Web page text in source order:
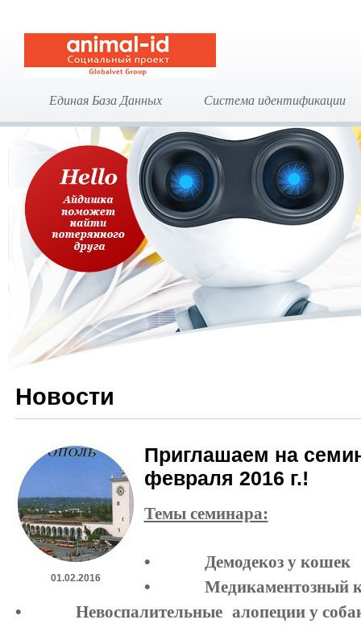
Единая База Данных Система идентификации
Новости
01.02.2016
Приглашаем на
февраля 2016 г.!
Темы семинара:
• Демодекоз у кошек
• Медикаментозный
• Невоспалительные алопеции у собак